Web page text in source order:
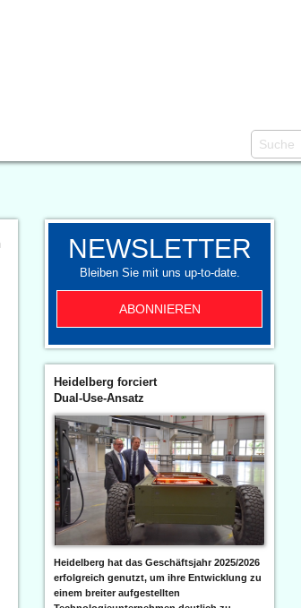
NEWSLETTER
Bleiben Sie mit uns up-to-date.
ABONNIEREN
Heidelberg forciert
Dual-Use-Ansatz
Heidelberg hat das Geschäftsjahr 2025/2026
erfolgreich genutzt, um ihre Entwicklung zu
einem breiter aufgestellten